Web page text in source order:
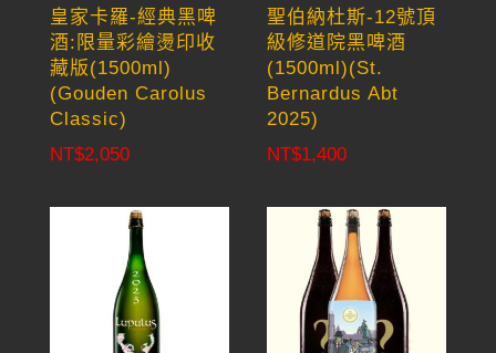
皇家卡羅-經典黑啤
酒:限量彩繪燙印收
藏版(1500ml)
(Gouden Carolus
Classic)
NT$2,050
聖伯納杜斯-12號頂
級修道院黑啤酒
(1500ml)(St.
Bernardus Abt
2025)
NT$1,400